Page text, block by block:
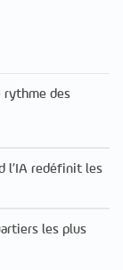
rythme des
l’IA redéfinit les
les plus